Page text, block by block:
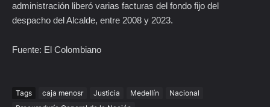
administración liberó varias facturas del fondo fijo del
despacho del Alcalde, entre 2008 y 2023.
Fuente: El Colombiano
Tags caja menosr Justicia Medellín
Nacional